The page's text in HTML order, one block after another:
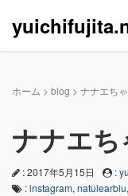
ホーム > blog > ナナエち
ナナエ
: 2017年5月15日 :
:instagram, natulearblu,